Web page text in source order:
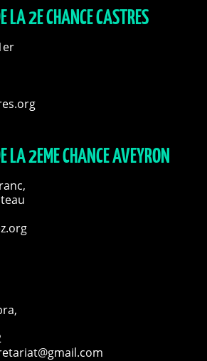
LA 2E CHANCE CASTRES
LA 2EME CHANCE AVEYRON